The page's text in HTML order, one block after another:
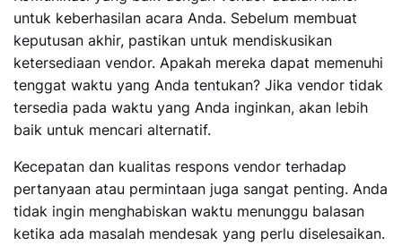
untuk keberhasilan acara Anda. Sebelum membuat
keputusan akhir, pastikan untuk mendiskusikan
ketersediaan vendor. Apakah mereka dapat memenuhi
tenggat waktu yang Anda tentukan? Jika vendor tidak
tersedia pada waktu yang Anda inginkan, akan lebih
baik untuk mencari alternatif.
Kecepatan dan kualitas respons vendor terhadap
pertanyaan atau permintaan juga sangat penting. Anda
tidak ingin menghabiskan waktu menunggu balasan
ketika ada masalah mendesak yang perlu diselesaikan.